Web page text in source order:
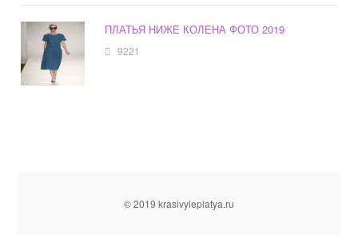
ПЛАТЬЯ НИЖЕ КОЛЕНА ФОТО 2019
9221
© 2019 krasivyieplatya.ru